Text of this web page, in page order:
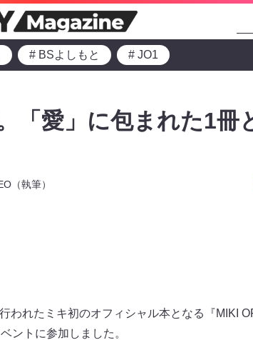
# BSよしもと # JO1
「愛」に包まれた1冊
（執筆）
われたミキ初のオフィシャル本となる『MIKI
ントに参加しました。